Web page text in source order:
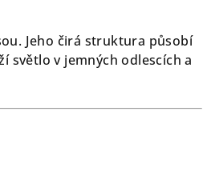
Jeho čirá struktura působí
světlo v jemných odlescích a